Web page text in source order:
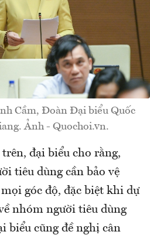
Cầm, Đoàn Đại biểu Quốc
Ảnh - Quochoi.vn.
đại biểu cho rằng,
tiêu dùng cần bảo vệ
góc độ, đặc biệt khi dự
nhóm người tiêu dùng
biểu cũng đề nghị cân